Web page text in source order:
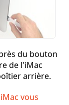
du bouton
de l'iMac
arrière.
vous